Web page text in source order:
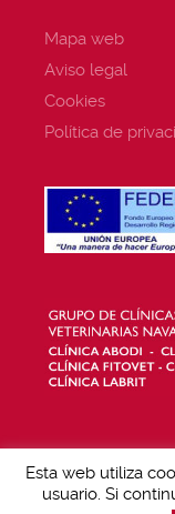
Mapa web
Aviso legal
Cookies
Política de
Esta web utiliza
usuario. Si